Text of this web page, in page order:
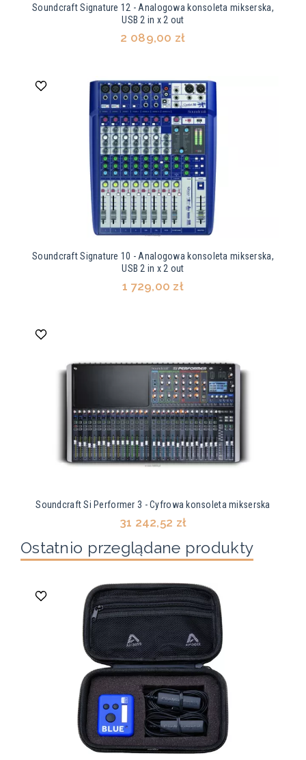
Soundcraft Signature 12 - Analogowa konsoleta mikserska,
USB 2 in x 2 out
2 089,00 zł
Soundcraft Signature 10 - Analogowa konsoleta mikserska,
USB 2 in x 2 out
1 729,00 zł
Soundcraft Si Performer 3 - Cyfrowa konsoleta mikserska
31 242,52 zł
Ostatnio przeglądane produkty